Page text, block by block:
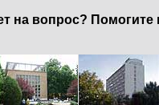
на вопрос?